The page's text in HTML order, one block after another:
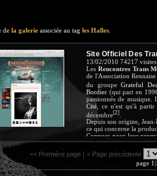
de la galerie associée au tag les Halles
Site Officiel Des
13/02/2010 74217 visites
Les Rencontres Trans
de l'Association
du groupeGrateful
Bordier (qui part en
passionnés de musique.
Cité , ce n'est qu'à
décembre[2]
Depuis son origine,
ce qui concerne la
Connues pour leur
sont dorénavant
festival devenant
pour la première fois
Etienne
<< Première page | < Page précédente
page